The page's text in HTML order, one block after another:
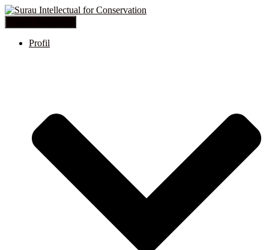
Profil